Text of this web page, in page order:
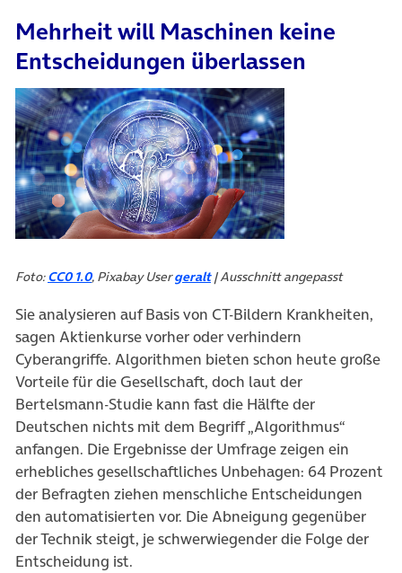
Mehrheit will Maschinen keine
Entscheidungen überlassen
Foto:CC0 1.0, Pixabay Usergeralt| Ausschnitt angepasst
Sie analysieren auf Basis von CT-Bildern Krankheiten,
sagen Aktienkurse vorher oder verhindern
Cyberangriffe. Algorithmen bieten schon heute große
Vorteile für die Gesellschaft, doch laut der
Bertelsmann-Studie kann fast die Hälfte der
Deutschen nichts mit dem Begriff „Algorithmus“
anfangen. Die Ergebnisse der Umfrage zeigen ein
erhebliches gesellschaftliches Unbehagen: 64 Prozent
der Befragten ziehen menschliche Entscheidungen
den automatisierten vor. Die Abneigung gegenüber
der Technik steigt, je schwerwiegender die Folge der
Entscheidung ist.